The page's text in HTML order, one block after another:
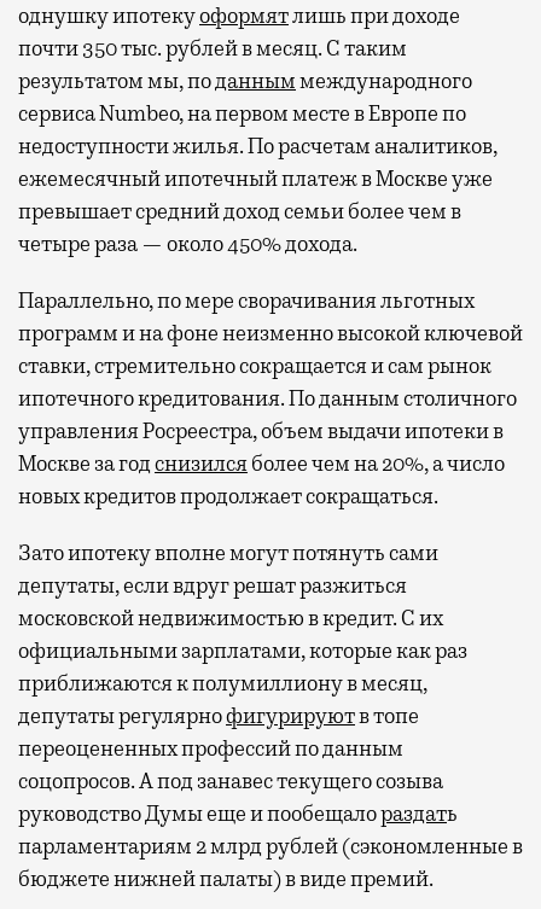
однушку ипотекуоформятлишь при доходе
почти 350 тыс. рублей в месяц. С таким
результатом мы, поданныммеждународного
сервиса Numbeo, на первом месте в Европе по
недоступности жилья. По расчетам аналитиков,
ежемесячный ипотечный платеж в Москве уже
превышает средний доход семьи более чем в
четыре раза — около 450% дохода.
Параллельно, по мере сворачивания льготных
программ и на фоне неизменно высокой ключевой
ставки, стремительно сокращается и сам рынок
ипотечного кредитования. По данным столичного
управления Росреестра, объем выдачи ипотеки в
Москве за годснизилсяболее чем на 20%, а число
новых кредитов продолжает сокращаться.
Зато ипотеку вполне могут потянуть сами
депутаты, если вдруг решат разжиться
московской недвижимостью в кредит. С их
официальными зарплатами, которые как раз
приближаются к полумиллиону в месяц,
депутаты регулярнофигурируютв топе
переоцененных профессий по данным
соцопросов. А под занавес текущего созыва
руководство Думы еще и пообещалораздать
парламентариям 2 млрд рублей (сэкономленные в
бюджете нижней палаты) в виде премий.